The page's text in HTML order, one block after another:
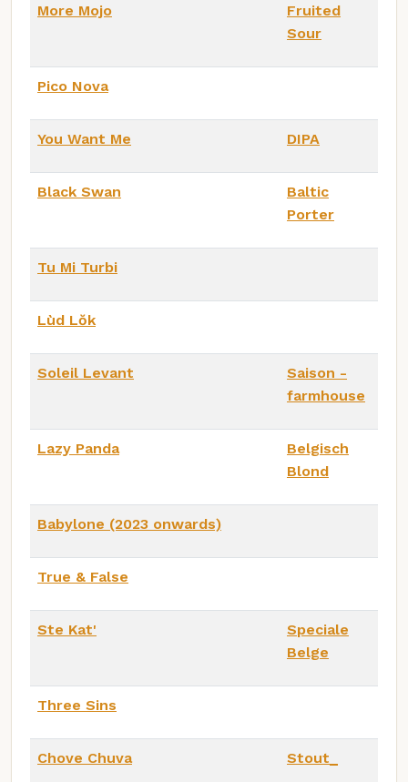
More Mojo
Fruited
Sour
Pico Nova
You Want Me DIPA
Black Swan
Baltic
Porter
Tu Mi Turbi
Lùd Lŏk
Soleil Levant
Saison -
farmhouse
Lazy Panda
Belgisch
Blond
Babylone (2023 onwards)
True & False
Ste Kat'
Speciale
Belge
Three Sins
Chove Chuva Stout_